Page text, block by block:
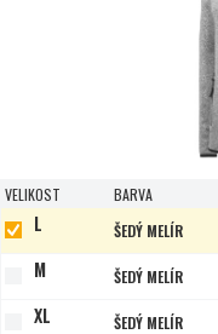
VELIKOST BARVA
L ŠEDÝ MELÍR
M ŠEDÝ MELÍR
XL ŠEDÝ MELÍR